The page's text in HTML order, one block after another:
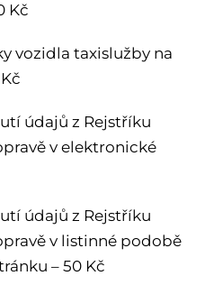
Kč
vozidla taxislužby na
údajů z Rejstříku
v elektronické
údajů z Rejstříku
v listinné podobě
– 50 Kč